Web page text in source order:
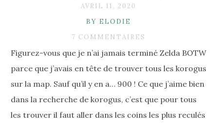
AVRIL 11, 2020
BY ELODIE
7 COMMENTAIRES
Figurez-vous que je n’ai jamais terminé Zelda BOTW
parce que j’avais en tête de trouver tous les korogus
sur la map. Sauf qu’il y en a… 900 ! Ce que j’aime bien
dans la recherche de korogus, c’est que pour tous
les trouver il faut aller dans les coins les plus reculés